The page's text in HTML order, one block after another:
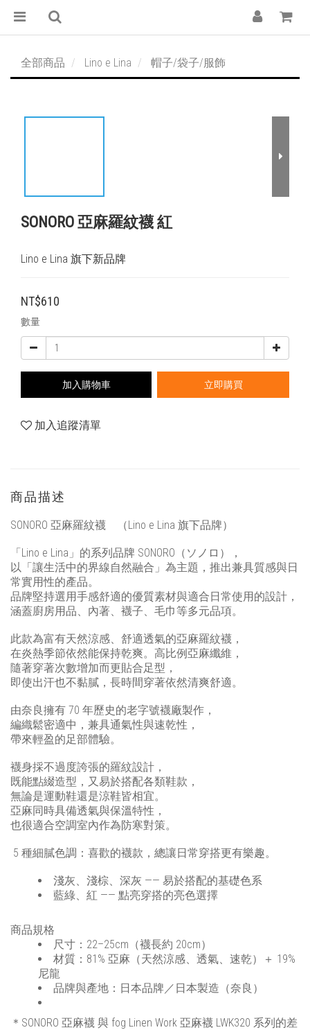
全部商品 Lino e Lina 帽子/袋子/服飾
SONORO 亞麻羅紋襪 紅
Lino e Lina 旗下新品牌
NT$610
數量
加入購物車 立即購買
加入追蹤清單
商品描述
SONORO 亞麻羅紋襪 （Lino e Lina 旗下品牌）
「Lino e Lina」的系列品牌 SONORO（ソノロ），
以「讓生活中的界線自然融合」為主題，推出兼具質感與日
常實用性的產品。
品牌堅持選用手感舒適的優質素材與適合日常使用的設計，
涵蓋廚房用品、內著、襪子、毛巾等多元品項。
此款為富有天然涼感、舒適透氣的亞麻羅紋襪，
在炎熱季節依然能保持乾爽。高比例亞麻纖維，
隨著穿著次數增加而更貼合足型，
即使出汗也不黏膩，長時間穿著依然清爽舒適。
由奈良擁有 70 年歷史的老字號襪廠製作，
編織鬆密適中，兼具通氣性與速乾性，
帶來輕盈的足部體驗。
襪身採不過度誇張的羅紋設計，
既能點綴造型，又易於搭配各類鞋款，
無論是運動鞋還是涼鞋皆相宜。
亞麻同時具備透氣與保溫特性，
也很適合空調室內作為防寒對策。
5 種細膩色調：喜歡的襪款，總讓日常穿搭更有樂趣。
淺灰、淺棕、深灰 —— 易於搭配的基礎色系
藍綠、紅 —— 點亮穿搭的亮色選擇
商品規格
尺寸：22–25cm（襪長約 20cm）
材質：81% 亞麻（天然涼感、透氣、速乾）＋ 19%
尼龍
品牌與產地：日本品牌／日本製造（奈良）
＊SONORO 亞麻襪 與 fog Linen Work 亞麻襪 LWK320 系列的差